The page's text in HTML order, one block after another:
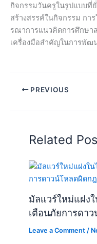
กิจกรรมวันครูในรูปแบบที่
สร้างสรรค์ในกิจกรรม กา
รณาการแนวคิดการศึกษา
เครื่องมือสำคัญในการพัฒ
PREVIOUS
Related
มัลแวร์ใหม่แฝง
เตือนภัยการดา
Leave a Comment /